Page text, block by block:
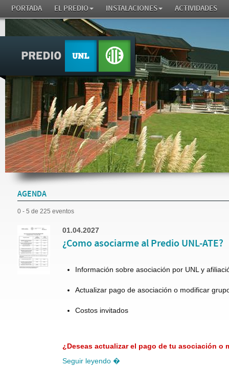
PORTADA EL PREDIO INSTALACIONES ACTIVIDADES
AGENDA
0 - 5 de 225 eventos
01.04.2027
¿Como asociarme al Predio UNL-ATE?
Información sobre asociación por UNL y
Actualizar pago de asociación o modificar
Costos invitados
¿Deseas actualizar el pago de tu asociación o
Seguir leyendo �